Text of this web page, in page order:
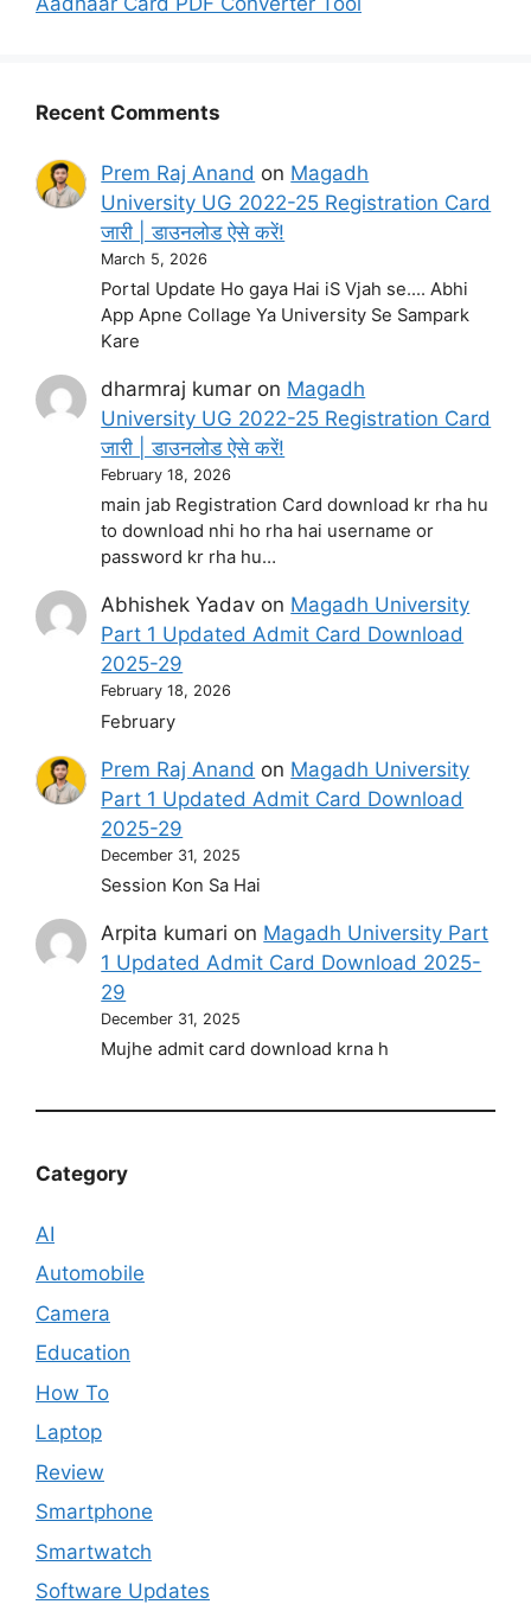
Recent Comments
Prem Raj Anand on Magadh
University UG 2022-25 Registration Card
जारी | डाउनलोड ऐसे करें!
March 5, 2026
Portal Update Ho gaya Hai iS Vjah se.... Abhi
App Apne Collage Ya University Se Sampark
Kare
dharmraj kumar on Magadh
University UG 2022-25 Registration Card
जारी | डाउनलोड ऐसे करें!
February 18, 2026
main jab Registration Card download kr rha hu
to download nhi ho rha hai username or
password kr rha hu…
Abhishek Yadav on Magadh University
Part 1 Updated Admit Card Download
2025-29
February 18, 2026
February
Prem Raj Anand on Magadh University
Part 1 Updated Admit Card Download
2025-29
December 31, 2025
Session Kon Sa Hai
Arpita kumari on Magadh University Part
1 Updated Admit Card Download 2025-
29
December 31, 2025
Mujhe admit card download krna h
Category
AI
Automobile
Camera
Education
How To
Laptop
Review
Smartphone
Smartwatch
Software Updates